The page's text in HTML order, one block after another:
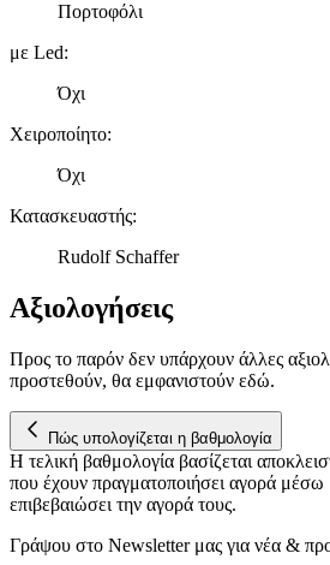
μας και την ανάπτυξη προϊόντων.
πληροφορίες σχετικά με την από μέρους
δικτύωσης, διαφημίσεων και ανάλυσης.
Πορτοφόλι
με Led:
Όχι
Χειροποίητο:
Όχι
Κατασκευαστής:
Rudolf Schaffer
Αξιολογήσεις
Προς το παρόν δεν υπάρχουν άλλες
προστεθούν, θα εμφανιστούν εδώ.
Πώς υπολογίζεται η βαθμολογία
Η τελική βαθμολογία βασίζεται
που έχουν πραγματοποιήσει αγορά
επιβεβαιώσει την αγορά τους.
Γράψου στο Νewsletter μας για νέα &